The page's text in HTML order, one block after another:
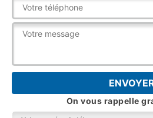
On vous rappelle